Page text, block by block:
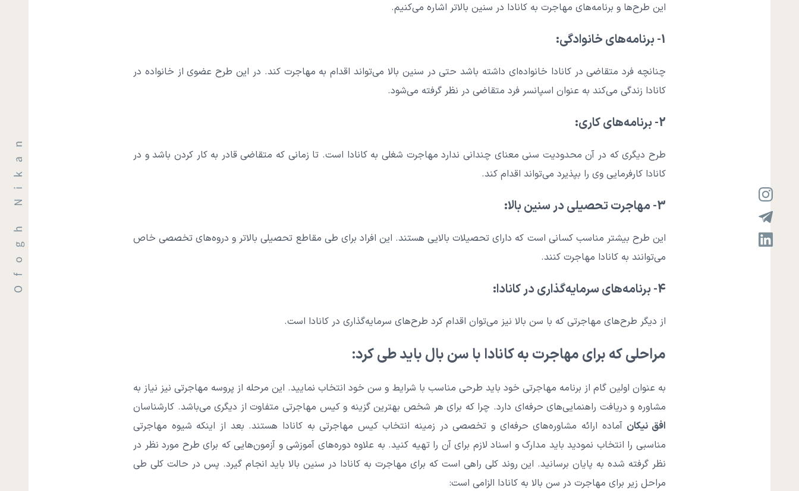
این طرح‌ها و برنامه‌های مهاجرت به کانادا در سنین بالاتر اشاره می‌کنیم.
1- برنامه‌های خانوادگی:
چنانچه فرد متقاضی در کانادا خانواده‌ای داشته باشد حتی در سنین بالا می‌تواند اقدام به مهاجرت کند. در این طرح عضوی از خانواده در
کانادا زندگی می‌کند به عنوان اسپانسر فرد متقاضی در نظر گرفته می‌شود.
2- برنامه‌های کاری:
طرح دیگری که در آن محدودیت سنی معنای چندانی ندارد مهاجرت شغلی به کانادا است. تا زمانی که متقاضی قادر به کار کردن باشد و در
کانادا کارفرمایی وی را بپذیرد می‌تواند اقدام کند.
3- مهاجرت تحصیلی در سنین بالا:
این طرح بیشتر مناسب کسانی است که دارای تحصیلات بالایی هستند. این افراد برای طی مقاطع تحصیلی بالاتر و دروه‌های تخصصی خاص
می‌توانند به کانادا مهاجرت کنند.
4- برنامه‌های سرمایه‌گذاری در کانادا:
از دیگر طرح‌های مهاجرتی که با سن بالا نیز می‌توان اقدام کرد طرح‌های سرمایه‌گذاری در کانادا است.
مراحلی که برای مهاجرت به کانادا با سن بال باید طی کرد:
به عنوان اولین گام از برنامه مهاجرتی خود باید طرحی مناسب با شرایط و سن خود انتخاب نمایید. این مرحله از پروسه مهاجرتی نیز نیاز به
مشاوره و دریافت راهنمایی‌های حرفه‌ای دارد. چرا که برای هر شخص بهترین گزینه و کیس مهاجرتی متفاوت از دیگری می‌باشد. کارشناسان
افق نیکان آماده ارائه مشاوره‌های حرفه‌ای و تخصصی در زمینه انتخاب کیس مهاجرتی به کانادا هستند. بعد از اینکه شیوه مهاجرتی
مناسبی را انتخاب نمودید باید مدارک و اسناد لازم برای آن را تهیه کنید. به علاوه دوره‌های آموزشی و آزمون‌هایی که برای طرح مورد نظر در
نظر گرفته شده به پایان برسانید. این روند کلی راهی است که برای مهاجرت به کانادا در سنین بالا باید انجام گیرد. پس در حالت کلی طی
مراحل زیر برای مهاجرت در سن بالا به کانادا الزامی است: